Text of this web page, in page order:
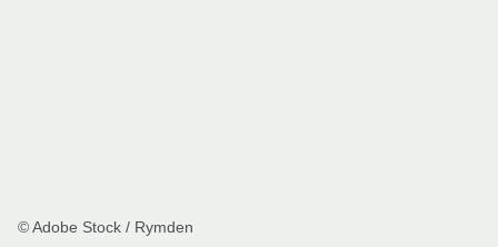
© Adobe Stock / Rymden